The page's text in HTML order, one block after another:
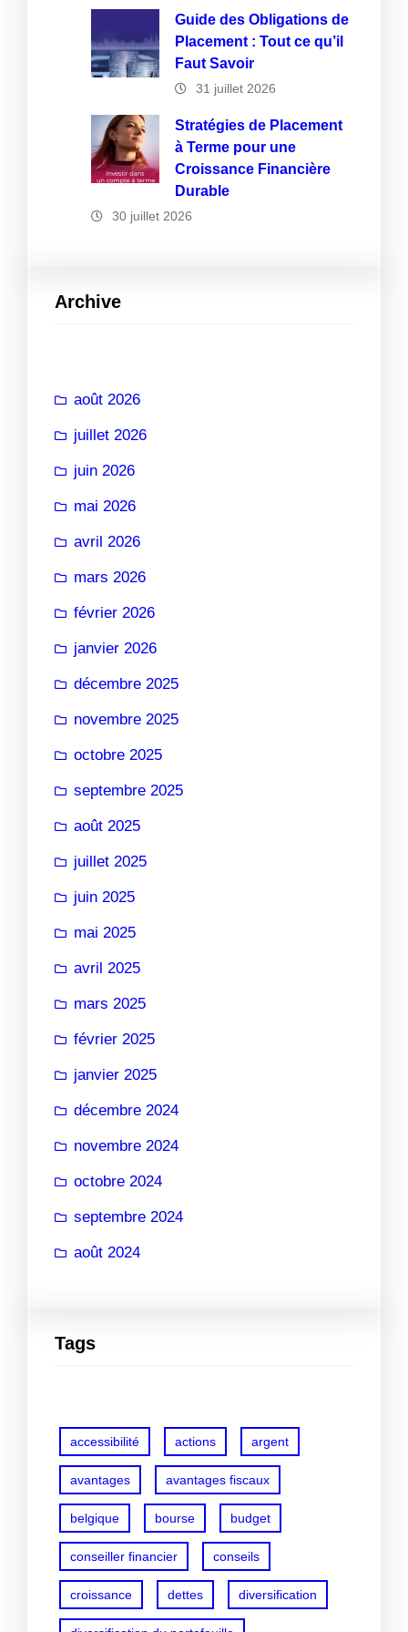
Guide des Obligations de
Placement : Tout ce qu’il
Faut Savoir
31 juillet 2026
Stratégies de Placement
à Terme pour une
Croissance Financière
Durable
30 juillet 2026
Archive
août 2026
juillet 2026
juin 2026
mai 2026
avril 2026
mars 2026
février 2026
janvier 2026
décembre 2025
novembre 2025
octobre 2025
septembre 2025
août 2025
juillet 2025
juin 2025
mai 2025
avril 2025
mars 2025
février 2025
janvier 2025
décembre 2024
novembre 2024
octobre 2024
septembre 2024
août 2024
Tags
accessibilité actions argent
avantages avantages fiscaux
belgique bourse budget
conseiller financier conseils
croissance dettes diversification